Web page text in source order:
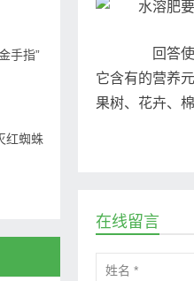
回答使用
它含有的营养
果树、花卉、
在线留言
手指”
红蜘蛛